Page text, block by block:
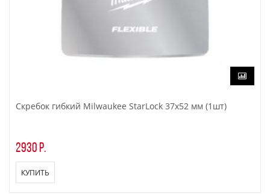
Скребок гибкий Milwaukee StarLock 37х52 мм (1шт)
2930 р.
КУПИТЬ